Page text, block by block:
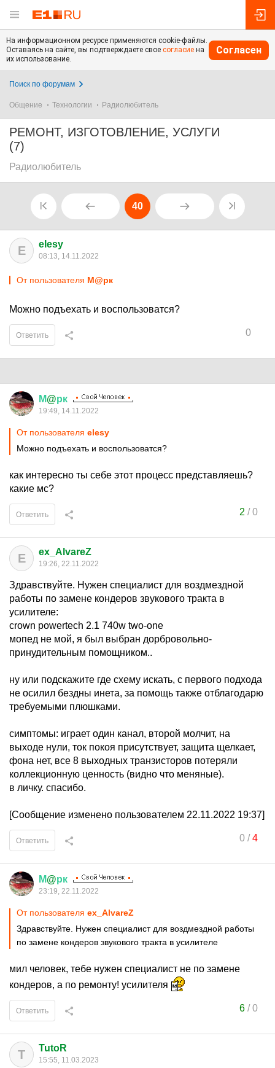
На информационном ресурсе применяются cookie-файлы.
Оставаясь на сайте, вы подтверждаете свое согласие на
их использование.
Согласен
Поиск по форумам
Общение Технологии Радиолюбитель
РЕМОНТ, ИЗГОТОВЛЕНИЕ, УСЛУГИ
(7)
Радиолюбитель
40
E elesy
08:13, 14.11.2022
От пользователя М@рк
Можно подъехать и воспользоватся?
0
Ответить
М@рк
19:49, 14.11.2022
От пользователя elesy
Можно подъехать и воспользоватся?
как интересно ты себе этот процесс представляешь?
какие мс?
2 /0
Ответить
E ex_AlvareZ
19:26, 22.11.2022
Здравствуйте. Нужен специалист для воздмездной
работы по замене кондеров звукового тракта в
усилителе:
crown powertech 2.1 740w two-one
мопед не мой, я был выбран дорбровольно-
принудительным помощником..
ну или подскажите где схему искать, с первого подхода
не осилил бездны инета, за помощь также отблагодарю
требуемыми плюшками.
симптомы: играет один канал, второй молчит, на
выходе нули, ток покоя присутствует, защита щелкает,
фона нет, все 8 выходных транзисторов потеряли
коллекционную ценность (видно что меняные).
в личку. спасибо.
[Сообщение изменено пользователем 22.11.2022 19:37]
0/4
Ответить
М@рк
23:19, 22.11.2022
От пользователя ex_AlvareZ
Здравствуйте. Нужен специалист для воздмездной работы
по замене кондеров звукового тракта в усилителе
мил человек, тебе нужен специалист не по замене
кондеров, а по ремонту! усилителя
6/0
Ответить
T TutoR
15:55, 11.03.2023